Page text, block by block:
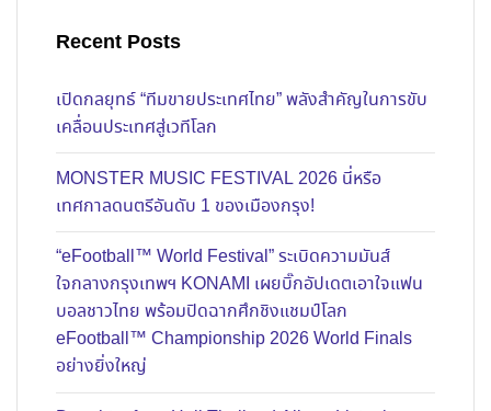
Recent Posts
เปิดกลยุทธ์ “ทีมขายประเทศไทย” พลังสำคัญในการขับ
เคลื่อนประเทศสู่เวทีโลก
MONSTER MUSIC FESTIVAL 2026 นี่หรือ
เทศกาลดนตรีอันดับ 1 ของเมืองกรุง!
“eFootball™ World Festival” ระเบิดความมันส์
ใจกลางกรุงเทพฯ KONAMI เผยบิ๊กอัปเดตเอาใจแฟน
บอลชาวไทย พร้อมปิดฉากศึกชิงแชมป์โลก
eFootball™ Championship 2026 World Finals
อย่างยิ่งใหญ่